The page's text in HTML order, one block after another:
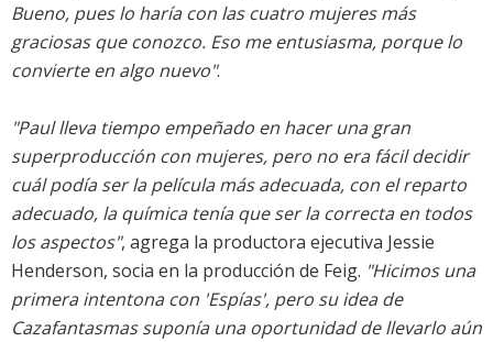
Bueno, pues lo haría con las cuatro mujeres más
graciosas que conozco. Eso me entusiasma, porque lo
convierte en algo nuevo".
"Paul lleva tiempo empeñado en hacer una gran
superproducción con mujeres, pero no era fácil decidir
cuál podía ser la película más adecuada, con el reparto
adecuado, la química tenía que ser la correcta en todos
los aspectos", agrega la productora ejecutiva Jessie
Henderson, socia en la producción de Feig. "Hicimos una
primera intentona con 'Espías', pero su idea de
Cazafantasmas suponía una oportunidad de llevarlo aún